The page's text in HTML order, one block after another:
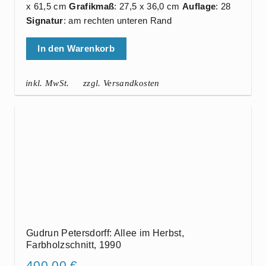
x 61,5 cmGrafikmaß: 27,5 x 36,0 cmAuflage: 28
Signatur: am rechten unteren Rand
In den Warenkorb
inkl. MwSt. zzgl. Versandkosten
Gudrun Petersdorff: Allee im Herbst,
Farbholzschnitt, 1990